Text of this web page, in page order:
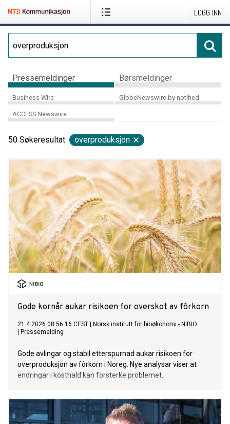
LOGG INN
Pressemeldinger Børsmeldinger
Business Wire GlobeNewswire by notified
ACCESS Newswire
50 Søkeresultat overproduksjon
Gode kornår aukar risikoen for overskot av fôrkorn
21.4.2026 08:56:16 CEST
Norsk institutt for bioøkonomi - NIBIO
Pressemelding
Gode avlingar og stabil etterspurnad aukar risikoen for
overproduksjon av fôrkorn i Noreg. Nye analysar viser at
endringar i kosthald kan forsterke problemet.